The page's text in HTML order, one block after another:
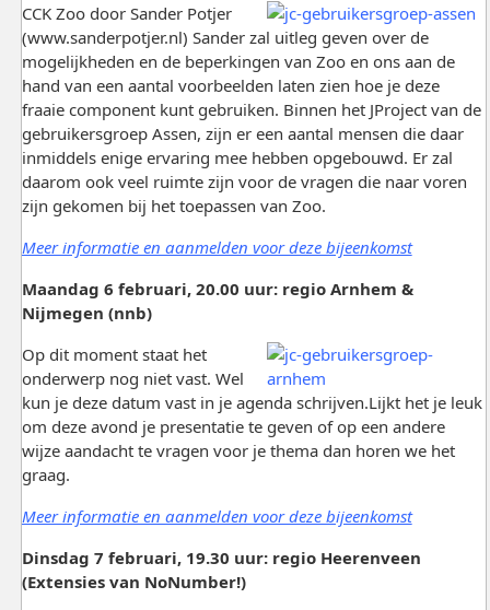
CCK Zoo door Sander Potjer
(www.sanderpotjer.nl) Sander zal uitleg geven over de
mogelijkheden en de beperkingen van Zoo en ons aan de
hand van een aantal voorbeelden laten zien hoe je deze
fraaie component kunt gebruiken. Binnen het JProject van de
gebruikersgroep Assen, zijn er een aantal mensen die daar
inmiddels enige ervaring mee hebben opgebouwd. Er zal
daarom ook veel ruimte zijn voor de vragen die naar voren
zijn gekomen bij het toepassen van Zoo.
Meer informatie en aanmelden voor deze bijeenkomst
Maandag 6 februari, 20.00 uur: regio Arnhem &
Nijmegen (nnb)
Op dit moment staat het
onderwerp nog niet vast. Wel
kun je deze datum vast in je agenda schrijven.Lijkt het je leuk
om deze avond je presentatie te geven of op een andere
wijze aandacht te vragen voor je thema dan horen we het
graag.
Meer informatie en aanmelden voor deze bijeenkomst
Dinsdag 7 februari, 19.30 uur: regio Heerenveen
(Extensies van NoNumber!)